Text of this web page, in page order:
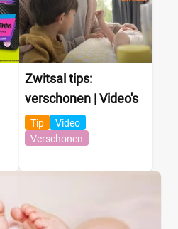
Zwitsal tips:
verschonen | Video's
Tip
Video
Verschonen